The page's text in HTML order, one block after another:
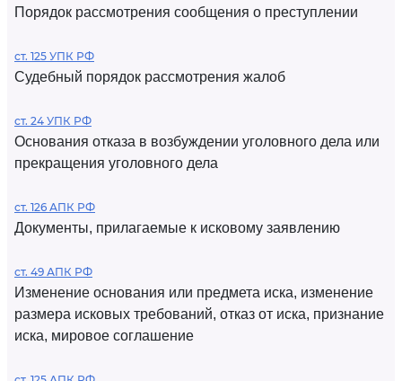
Порядок рассмотрения сообщения о преступлении
ст. 125 УПК РФ
Судебный порядок рассмотрения жалоб
ст. 24 УПК РФ
Основания отказа в возбуждении уголовного дела или
прекращения уголовного дела
ст. 126 АПК РФ
Документы, прилагаемые к исковому заявлению
ст. 49 АПК РФ
Изменение основания или предмета иска, изменение
размера исковых требований, отказ от иска, признание
иска, мировое соглашение